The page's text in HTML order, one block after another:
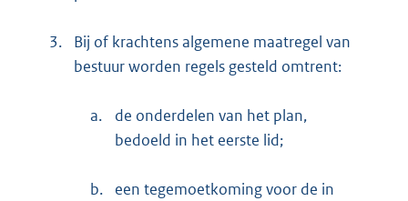
3.
Bij of krachtens algemene maatregel van
bestuur worden regels gesteld omtrent:
a.
de onderdelen van het plan,
bedoeld in het eerste lid;
b.
een tegemoetkoming voor de in